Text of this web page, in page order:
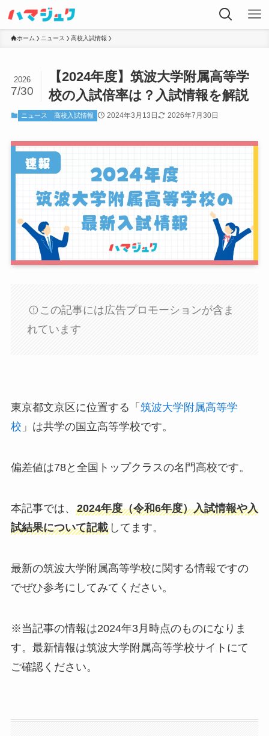
ホーム ニュース 高校入試情報
【2024年度】筑波大学附属高等学
校の入試倍率は？入試情報を解説
2026
7/30
ニュース 高校入試情報 2024年3月13日 2026年7月30日
この記事には広告プロモーションが含ま
れています
東京都文京区に位置する「 筑波大学附属高等学
校 」は共学の国立高等学校です。
偏差値は78と全国トップクラスの名門高校です。
本記事では、 2024年度（令和6年度）入試情報や入
試結果について記載してます。
最新の筑波大学附属高等学校に関する情報ですの
でぜひ参考にしてみてください。
※当記事の情報は2024年3月時点のものになりま
す。最新情報は筑波大学附属高等学校サイトにて
ご確認ください。